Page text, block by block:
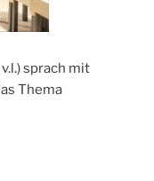
sprach mit
Thema